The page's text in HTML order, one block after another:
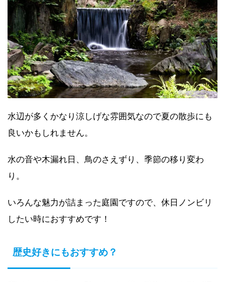
水辺が多くかなり涼しげな雰囲気なので夏の散歩にも
良いかもしれません。
水の音や木漏れ日、鳥のさえずり、季節の移り変わ
り。
いろんな魅力が詰まった庭園ですので、休日ノンビリ
したい時におすすめです！
歴史好きにもおすすめ？